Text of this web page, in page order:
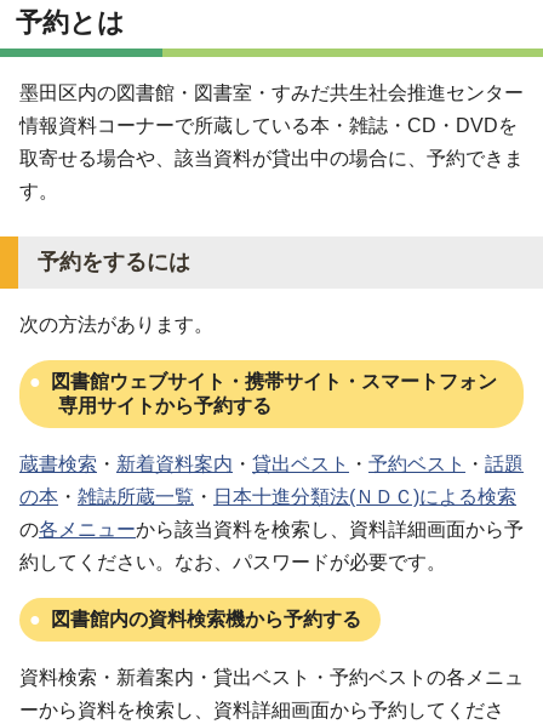
予約とは
墨田区内の図書館・図書室・すみだ共生社会推進センター
情報資料コーナーで所蔵している本・雑誌・CD・DVDを
取寄せる場合や、該当資料が貸出中の場合に、予約できま
す。
予約をするには
次の方法があります。
図書館ウェブサイト・携帯サイト・スマートフォン
専用サイトから予約する
蔵書検索 ・ 新着資料案内 ・ 貸出ベスト ・ 予約ベスト ・ 話題
の本 ・ 雑誌所蔵一覧 ・ 日本十進分類法(ＮＤＣ)による検索
の各メニューから該当資料を検索し、資料詳細画面から予
約してください。なお、パスワードが必要です。
図書館内の資料検索機から予約する
資料検索・新着案内・貸出ベスト・予約ベストの各メニュ
ーから資料を検索し、資料詳細画面から予約してくださ